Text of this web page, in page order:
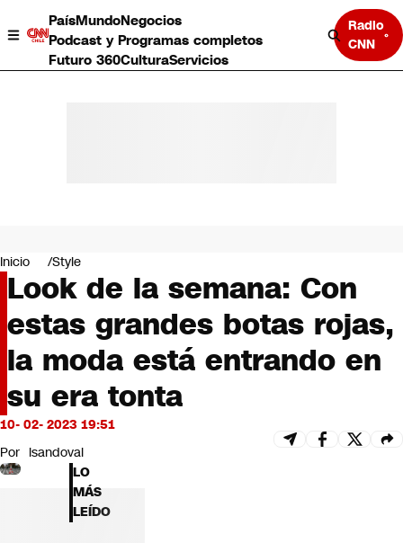
PaísMundoNegocios
Podcast y Programas completos
Futuro 360CulturaServicios
Radio
CNN
Negocios
Deportes
Programas completos
Cultura
Servicios
Bits
CNN tiempo
Futuro 360
Inicio Style
Look de la semana: Con
estas grandes botas rojas,
la moda está entrando en
su era tonta
10- 02- 2023 19:51
Por lsandoval
LO
MÁS
LEÍDO